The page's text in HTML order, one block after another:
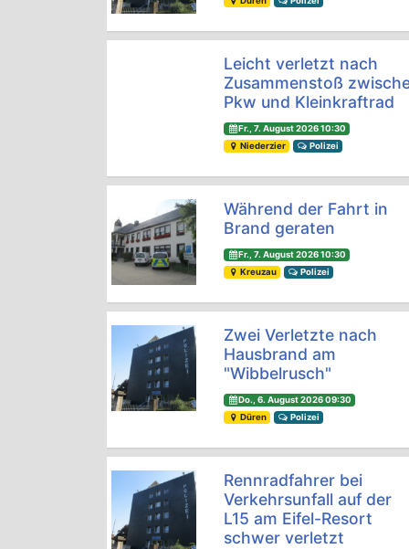
Leicht verletzt nach
Zusammenstoß
Pkw und Kleinkraftrad
Fr., 7. August 2026 10:30
Niederzier
Polizei
Während der Fahrt in
Brand geraten
Fr., 7. August 2026 10:30
Kreuzau
Polizei
Zwei Verletzte nach
Hausbrand am
"Wibbelrusch"
Do., 6. August 2026 09:30
Düren
Polizei
Rennradfahrer bei
Verkehrsunfall auf der
L15 am Eifel-Resort
schwer verletzt